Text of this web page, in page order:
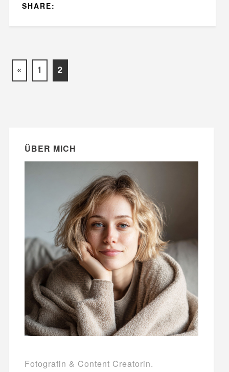
SHARE:
« 1 2
ÜBER MICH
Fotografin & Content Creatorin.